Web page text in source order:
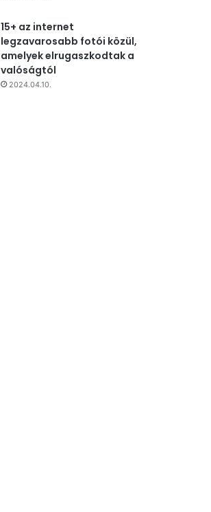
15+ az internet
legzavarosabb fotói közül,
amelyek elrugaszkodtak a
valóságtól
2024.04.10.